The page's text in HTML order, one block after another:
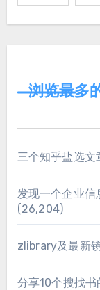
浏览最多
三个知乎盐选文
发现一个企业
(26,204)
zlibrary及最新
分享10个搜找书